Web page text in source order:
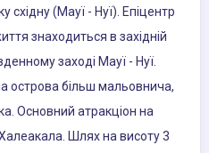
східну (Мауї - Нуї). Епіцентр
знаходиться в західній
заході Мауї - Нуї.
острова більш мальовнича,
Основний атракціон на
Шлях на висоту 3